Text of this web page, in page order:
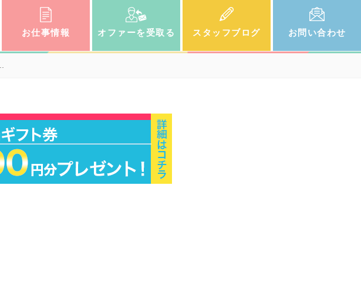
お仕事情報 オファーを受取る スタッフブログ お問い合わせ